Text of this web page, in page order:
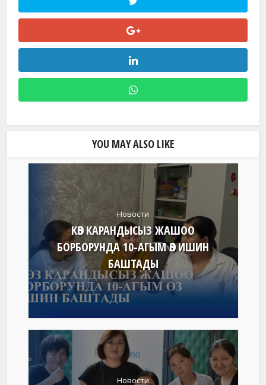
YOU MAY ALSO LIKE
Новости
КӨЗ КАРАНДЫСЫЗ ЖАШОО
БОРБОРУНДА 10-АГЫМ ӨЗ ИШИН
БАШТАДЫ
Новости